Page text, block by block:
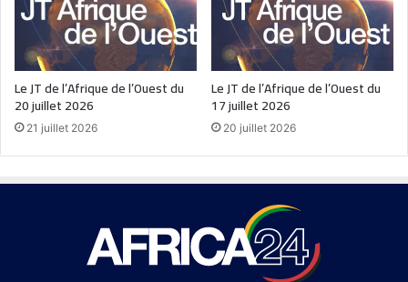
Le JT de l’Afrique de l’Ouest du
20 juillet 2026
21 juillet 2026
Le JT de l’Afrique de l’Ouest du
17 juillet 2026
20 juillet 2026